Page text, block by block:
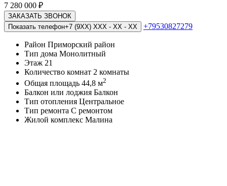
7 280 000 ₽
ЗАКАЗАТЬ ЗВОНОК
Показать телефон+7 (9XX) XXX - XX - XX +79530827279
Район Приморский район
Тип дома Монолитный
Этаж 21
Количество комнат 2 комнаты
Общая площадь 44,8 м2
Балкон или лоджия Балкон
Тип отопления Центральное
Тип ремонта С ремонтом
Жилой комплекс Малина